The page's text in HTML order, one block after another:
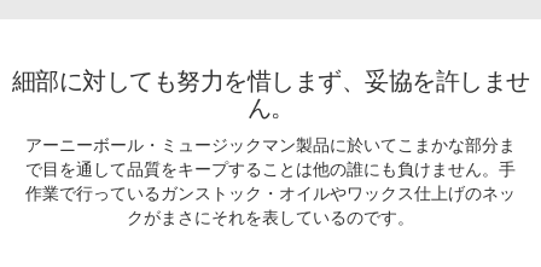
細部に対しても努力を惜しまず、妥協を許しませ
ん。
アーニーボール・ミュージックマン製品に於いてこまかな部分ま
で目を通して品質をキープすることは他の誰にも負けません。手
作業で行っているガンストック・オイルやワックス仕上げのネッ
クがまさにそれを表しているのです。